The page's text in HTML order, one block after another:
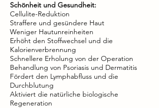
Schönheit und Gesundheit:
Cellulite-Reduktion
Straffere und gesündere Haut
Weniger Hautunreinheiten
Erhöht den Stoffwechsel und die
Kalorienverbrennung
Schnellere Erholung von der Operation
Behandlung von Psoriasis und Dermatitis
Fördert den Lymphabfluss und die
Durchblutung
Aktiviert die natürliche biologische
Regeneration